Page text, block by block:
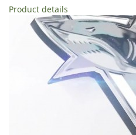
Product details